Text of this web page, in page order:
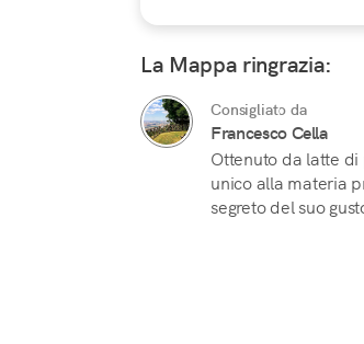
La Mappa ringrazia:
Consigliato da
Francesco Cella
Ottenuto da latte
unico alla materia
segreto del suo